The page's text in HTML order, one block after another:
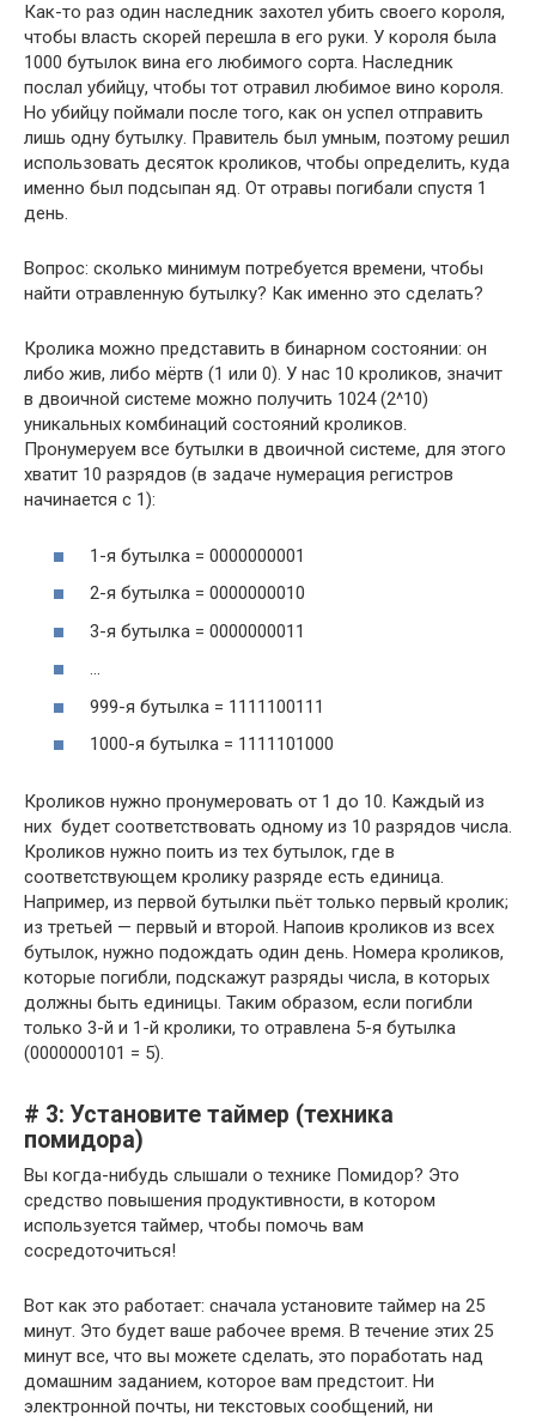
Как-то раз один наследник захотел убить своего короля,
чтобы власть скорей перешла в его руки. У короля была
1000 бутылок вина его любимого сорта. Наследник
послал убийцу, чтобы тот отравил любимое вино короля.
Но убийцу поймали после того, как он успел отправить
лишь одну бутылку. Правитель был умным, поэтому решил
использовать десяток кроликов, чтобы определить, куда
именно был подсыпан яд. От отравы погибали спустя 1
день.
Вопрос: сколько минимум потребуется времени, чтобы
найти отравленную бутылку? Как именно это сделать?
Кролика можно представить в бинарном состоянии: он
либо жив, либо мёртв (1 или 0). У нас 10 кроликов, значит
в двоичной системе можно получить 1024 (2^10)
уникальных комбинаций состояний кроликов.
Пронумеруем все бутылки в двоичной системе, для этого
хватит 10 разрядов (в задаче нумерация регистров
начинается с 1):
1-я бутылка = 0000000001
2-я бутылка = 0000000010
3-я бутылка = 0000000011
…
999-я бутылка = 1111100111
1000-я бутылка = 1111101000
Кроликов нужно пронумеровать от 1 до 10. Каждый из
них будет соответствовать одному из 10 разрядов числа.
Кроликов нужно поить из тех бутылок, где в
соответствующем кролику разряде есть единица.
Например, из первой бутылки пьёт только первый кролик;
из третьей — первый и второй. Напоив кроликов из всех
бутылок, нужно подождать один день. Номера кроликов,
которые погибли, подскажут разряды числа, в которых
должны быть единицы. Таким образом, если погибли
только 3-й и 1-й кролики, то отравлена 5-я бутылка
(0000000101 = 5).
# 3: Установите таймер (техника
помидора)
Вы когда-нибудь слышали о технике Помидор? Это
средство повышения продуктивности, в котором
используется таймер, чтобы помочь вам
сосредоточиться!
Вот как это работает: сначала установите таймер на 25
минут. Это будет ваше рабочее время. В течение этих 25
минут все, что вы можете сделать, это поработать над
домашним заданием, которое вам предстоит. Ни
электронной почты, ни текстовых сообщений, ни